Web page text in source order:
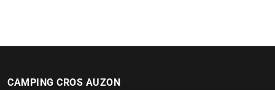
CAMPING CROS AUZON